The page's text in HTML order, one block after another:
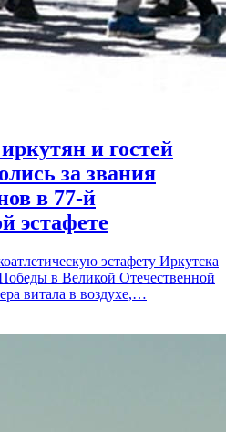
и гостей
за звания
в 77-й
эстафете
эстафету Иркутска
в Великой Отечественной
витала в воздухе,…